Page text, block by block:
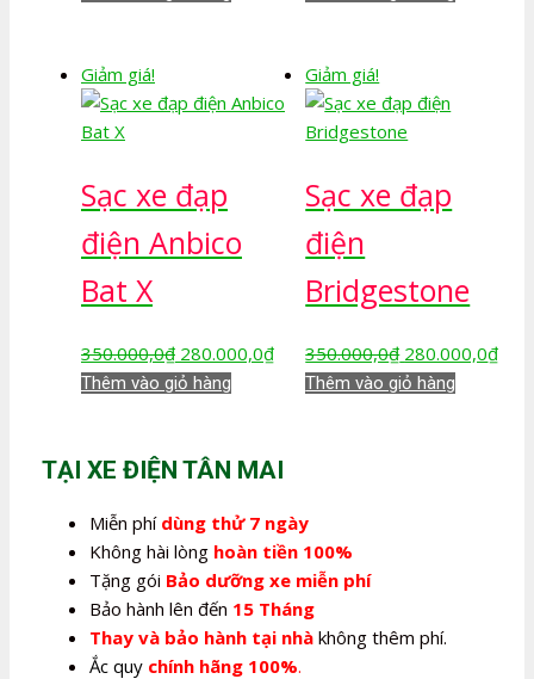
280.000,0₫.
Giảm giá!
Sạc xe đạp
điện Anbico
Bat X
350.000,0₫ Giá
gốc
280.000,0₫Giá
280.000,0₫.
Thêm vào giỏ hàng
Giảm giá!
Sạc xe đạp
điện
Bridgestone
350.000,0₫ Giá
gốc
280.000,0₫Giá
Thêm vào giỏ hàng
TẠI XE ĐIỆN TÂN MAI
Miễn phí dùng thử 7 ngày
Không hài lòng hoàn tiền 100%
Tặng gói Bảo dưỡng xe miễn phí
Bảo hành lên đến 15 Tháng
Thay và bảo hành tại nhà không thêm phí.
Ắc quy chính hãng 100%.